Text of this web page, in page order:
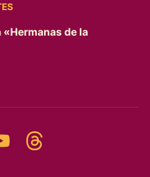
«Hermanas de la
YouTube